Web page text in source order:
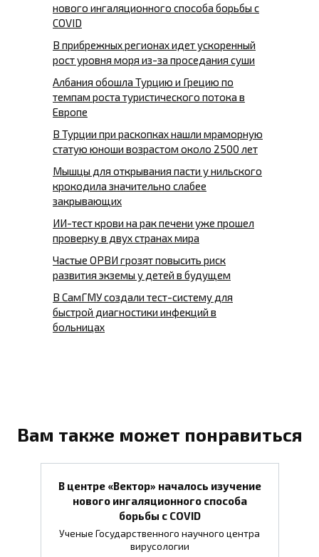
нового ингаляционного способа борьбы с
COVID
В прибрежных регионах идет ускоренный
рост уровня моря из-за проседания суши
Албания обошла Турцию и Грецию по
темпам роста туристического потока в
Европе
В Турции при раскопках нашли мраморную
статую юноши возрастом около 2500 лет
Мышцы для открывания пасти у нильского
крокодила значительно слабее
закрывающих
ИИ-тест крови на рак печени уже прошел
проверку в двух странах мира
Частые ОРВИ грозят повысить риск
развития экземы у детей в будущем
В СамГМУ создали тест-систему для
быстрой диагностики инфекций в
больницах
Вам также может понравиться
В центре «Вектор» началось изучение
нового ингаляционного способа
борьбы с COVID
Ученые Государственного научного центра
вирусологии